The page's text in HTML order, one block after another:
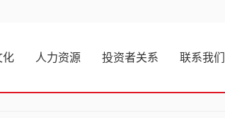
化 人力资源 投资者关系 联系我们